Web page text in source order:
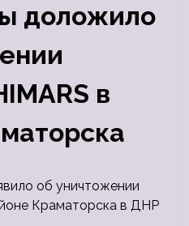
доложило
в
об уничтожении
Краматорска в ДНР